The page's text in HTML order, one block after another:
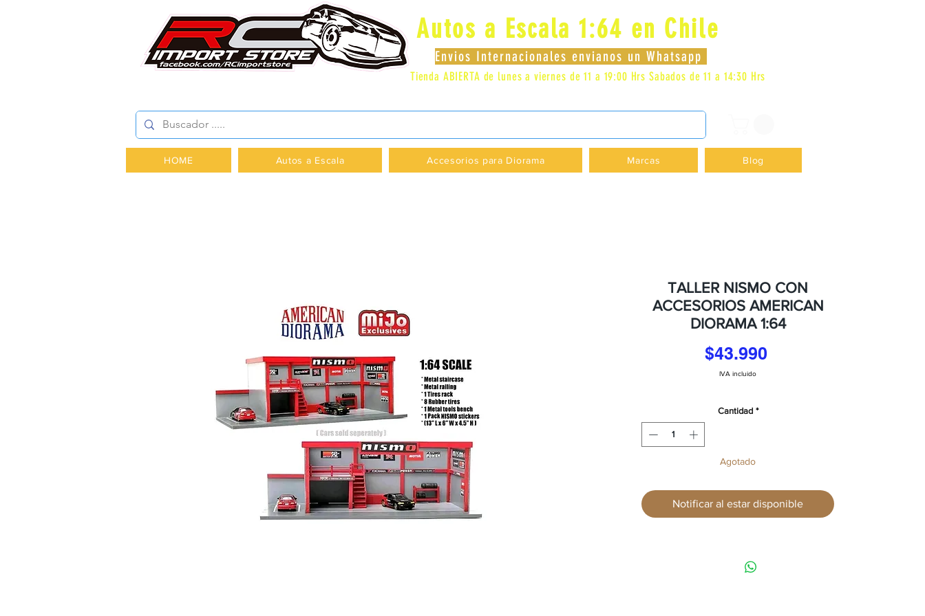
Autos a Escala 1:64 en Chile
Envios Internacionales envianos un Whatsapp
Tienda ABIERTA de lunes a viernes de 11 a 19:00 Hrs Sabados de 11 a 14:30 Hrs
HOME Autos a Escala Accesorios para Diorama Marcas Blog
TALLER NISMO CON
ACCESORIOS AMERICAN
DIORAMA 1:64
$43.990
IVA incluido
Cantidad *
Agotado
Notificar al estar disponible